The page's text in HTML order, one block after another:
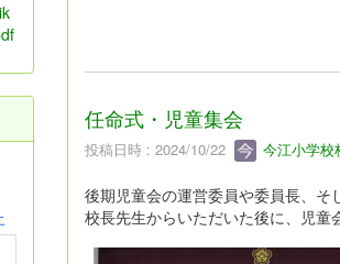
任命式・児童集会
投稿日時 : 2024/10/22 今江小学校
後期児童会の運営委員や委員長、
校長先生からいただいた後に、児童